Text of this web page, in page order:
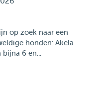
op zoek naar een
honden: Akela
bijna 6 en...